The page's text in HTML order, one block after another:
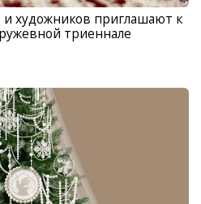
и художников приглашают к
триеннале